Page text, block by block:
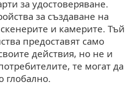
за удостоверяване.
за създаване на
и камерите. Тъй
предоставят само
действия, но не и
те могат да
глобално.